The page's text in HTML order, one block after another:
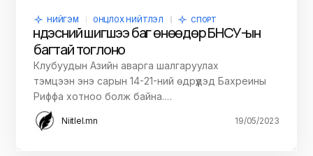
НИЙГЭМ ОНЦЛОХ НИЙТЛЭЛ СПОРТ
Үндэсний шигшээ баг өнөөдөр БНСУ-ын
багтай тоглоно
Клубуудын Азийн аварга шалгаруулах
тэмцээн энэ сарын 14-21-ний өдрүүдэд Бахреины
Риффа хотноо болж байна.…
Niitlel.mn 19/05/2023